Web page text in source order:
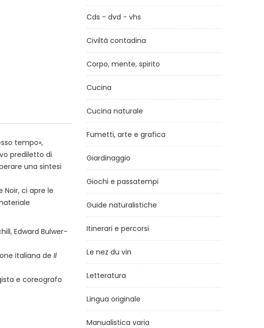
tempo»,
prediletto di
una sintesi
ci apre le
Edward Bulwer­
italiana de Il
e coreografo
Cds - dvd - vhs
Civiltà contadina
Corpo, mente, spirito
Cucina
Cucina naturale
Fumetti, arte e grafica
Giardinaggio
Giochi e passatempi
Guide naturalistiche
Itinerari e percorsi
Le nez du vin
Letteratura
Lingua originale
Manualistica varia